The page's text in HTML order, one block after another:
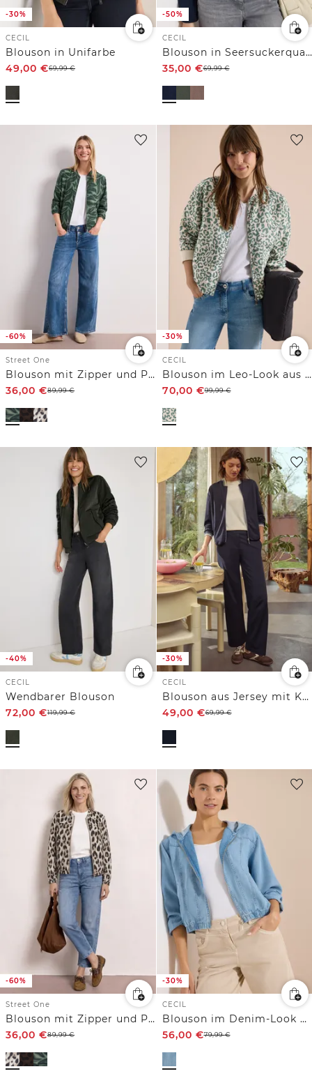
-30%
CECIL
Blouson in Unifarbe
49,00 €69,99€
-50%
CECIL
Blouson in Seersuckerqualität mit Zipper
35,00 €69,99€
-60%
Street One
Blouson mit Zipper und Print
36,00 €89,99€
-30%
CECIL
Blouson im Leo-Look aus Leinenmix
70,00 €99,99€
-40%
CECIL
Wendbarer Blouson
72,00 €119,99€
-30%
CECIL
Blouson aus Jersey mit Knontrastdetails
49,00 €69,99€
-60%
Street One
Blouson mit Zipper und Print
36,00 €89,99€
-30%
CECIL
Blouson im Denim-Look mit Zipper
56,00 €79,99€